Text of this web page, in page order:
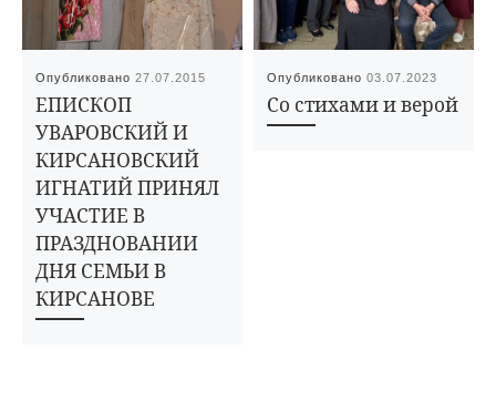
Опубликовано27.07.2015
ЕПИСКОП
УВАРОВСКИЙ И
КИРСАНОВСКИЙ
ИГНАТИЙ ПРИНЯЛ
УЧАСТИЕ В
ПРАЗДНОВАНИИ
ДНЯ СЕМЬИ В
КИРСАНОВЕ
Опубликовано03.07.2023
Со стихами и верой